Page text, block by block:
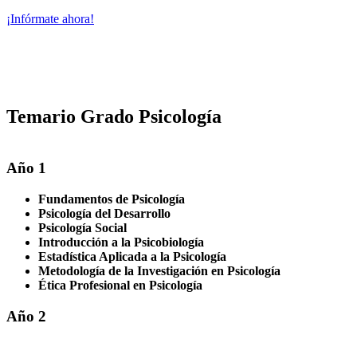
¡Infórmate ahora!
Temario Grado Psicología
Año 1
Fundamentos de Psicología
Psicología del Desarrollo
Psicología Social
Introducción a la Psicobiología
Estadística Aplicada a la Psicología
Metodología de la Investigación en Psicología
Ética Profesional en Psicología
Año 2